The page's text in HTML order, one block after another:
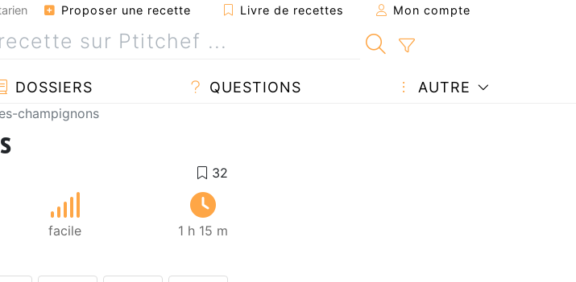
Proposer une recette Livre de recettes Mon compte
DOSSIERS QUESTIONS AUTRE
champignons
facile 1 h 15 m